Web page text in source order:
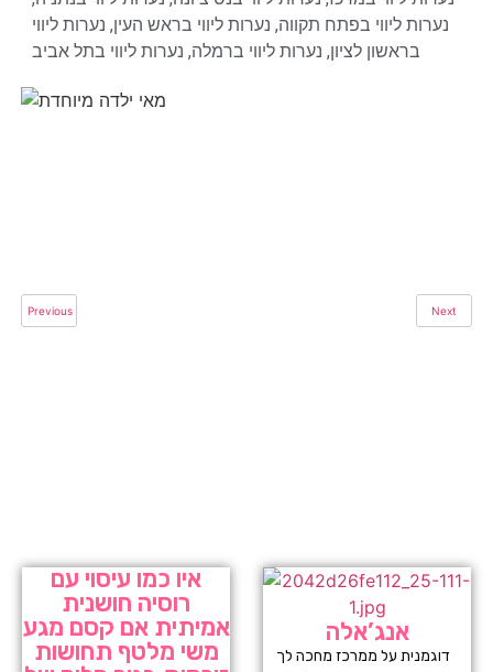
נערות ליווי בפתח תקווה, נערות ליווי בראש העין, נערות ליווי
בראשון לציון, נערות ליווי ברמלה, נערות ליווי בתל אביב
Previous Next
איו כמו עיסוי עם
רוסיה חושנית
אמיתית אם קסם מגע
משי מלטף תחושות
אנג’אלה
דוגמנית על ממרכז מחכה לך